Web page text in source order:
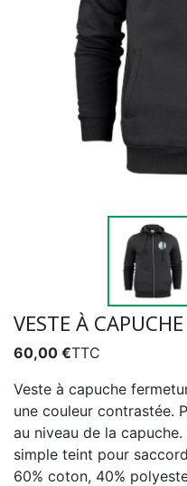
VESTE À
60,00 €TTC
Veste à capuche
une couleur contrastée.
au niveau de la
simple teint pour
60% coton, 40%